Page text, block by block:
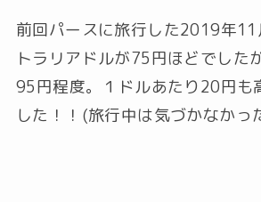
前回パースに旅行した2019年11
トラリアドルが75円ほどでした
95円程度。１ドルあたり20円も
した！！(旅行中は気づかなかっ